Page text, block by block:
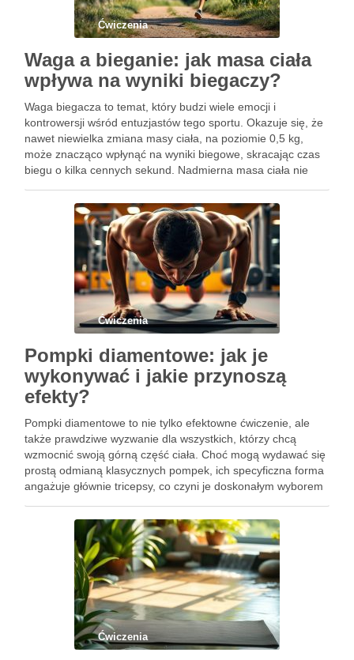
Ćwiczenia
Waga a bieganie: jak masa ciała
wpływa na wyniki biegaczy?
Waga biegacza to temat, który budzi wiele emocji i
kontrowersji wśród entuzjastów tego sportu. Okazuje się, że
nawet niewielka zmiana masy ciała, na poziomie 0,5 kg,
może znacząco wpłynąć na wyniki biegowe, skracając czas
biegu o kilka cennych sekund. Nadmierna masa ciała nie
Ćwiczenia
Pompki diamentowe: jak je
wykonywać i jakie przynoszą
efekty?
Pompki diamentowe to nie tylko efektowne ćwiczenie, ale
także prawdziwe wyzwanie dla wszystkich, którzy chcą
wzmocnić swoją górną część ciała. Choć mogą wydawać się
prostą odmianą klasycznych pompek, ich specyficzna forma
angażuje głównie tricepsy, co czyni je doskonałym wyborem
Regularne wykonywanie pompek …
Ćwiczenia